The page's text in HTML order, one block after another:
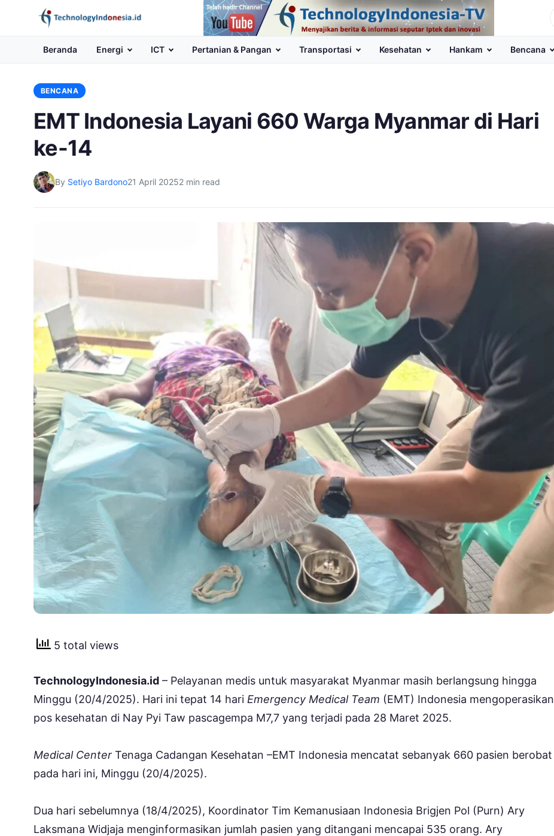
Channel
Youtube
Beranda Energi ICT Pertanian & Pangan Transportasi Kesehatan Hankam Bencana
BENCANA
EMT Indonesia Layani 660 Warga Myanmar di Hari
ke-14
By Setiyo Bardono21 April 20252 min read
5 total views
TechnologyIndonesia.id – Pelayanan medis untuk masyarakat Myanmar masih berlangsung hingga
Minggu (20/4/2025). Hari ini tepat 14 hari Emergency Medical Team (EMT) Indonesia mengoperasikan
pos kesehatan di Nay Pyi Taw pascagempa M7,7 yang terjadi pada 28 Maret 2025.
Medical Center Tenaga Cadangan Kesehatan –EMT Indonesia mencatat sebanyak 660 pasien berobat
pada hari ini, Minggu (20/4/2025).
Dua hari sebelumnya (18/4/2025), Koordinator Tim Kemanusiaan Indonesia Brigjen Pol (Purn) Ary
Laksmana Widjaja menginformasikan jumlah pasien yang ditangani mencapai 535 orang. Ary